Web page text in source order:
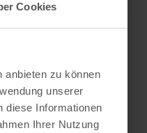
Cookies
anbieten zu können
unserer
diese Informationen
Ihrer Nutzung